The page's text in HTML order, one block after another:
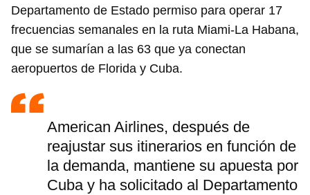
Departamento de Estado permiso para operar 17
frecuencias semanales en la ruta Miami-La Habana,
que se sumarían a las 63 que ya conectan
aeropuertos de Florida y Cuba.
American Airlines, después de
reajustar sus itinerarios en función de
la demanda, mantiene su apuesta por
Cuba y ha solicitado al Departamento